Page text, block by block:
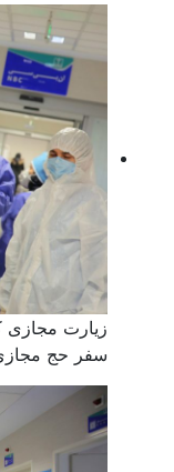
زیارت مجازی
سفر حج